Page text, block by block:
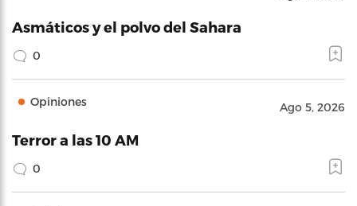
Asmáticos y el polvo del Sahara
0
Opiniones Ago 5, 2026
Terror a las 10 AM
0